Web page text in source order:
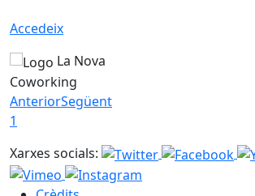
Accedeix
La Nova
Coworking
AnteriorSegüent
1
Xarxes socials: